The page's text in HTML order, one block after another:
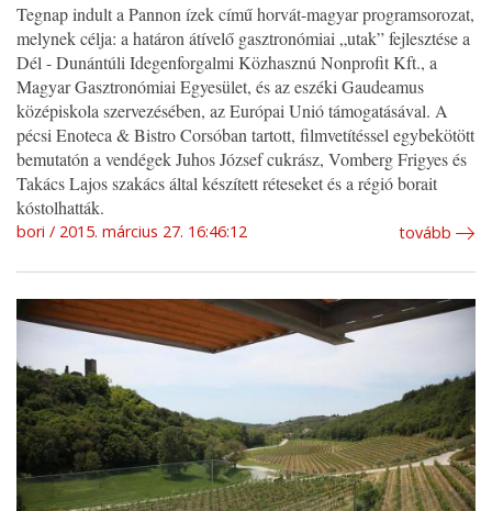
Tegnap indult a Pannon ízek című horvát-magyar programsorozat,
melynek célja: a határon átívelő gasztronómiai „utak” fejlesztése a
Dél - Dunántúli Idegenforgalmi Közhasznú Nonprofit Kft., a
Magyar Gasztronómiai Egyesület, és az eszéki Gaudeamus
középiskola szervezésében, az Európai Unió támogatásával. A
pécsi Enoteca & Bistro Corsóban tartott, filmvetítéssel egybekötött
bemutatón a vendégek Juhos József cukrász, Vomberg Frigyes és
Takács Lajos szakács által készített réteseket és a régió borait
kóstolhatták.
bori 2015. március 27. 16:46:12 tovább